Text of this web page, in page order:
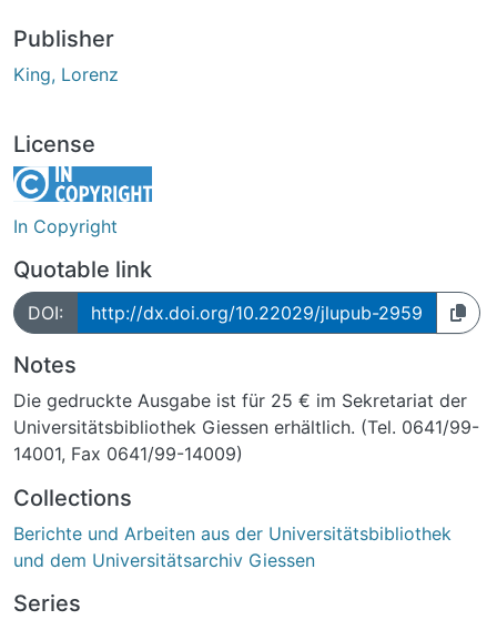
Publisher
King, Lorenz
License
In Copyright
Quotable link
DOI: http://dx.doi.org/10.22029/jlupub-2959
Notes
Die gedruckte Ausgabe ist für 25 € im Sekretariat der
Universitätsbibliothek Giessen erhältlich. (Tel. 0641/99-
14001, Fax 0641/99-14009)
Collections
Berichte und Arbeiten aus der Universitätsbibliothek
und dem Universitätsarchiv Giessen
Series